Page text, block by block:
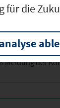
2025
Meldung der
für die